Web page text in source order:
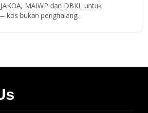
MAIWP dan DBKL untuk
kos bukan penghalang.